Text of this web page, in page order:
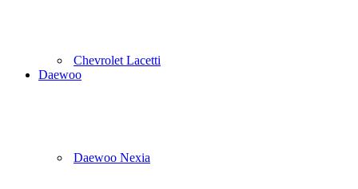
Chevrolet Lacetti
Daewoo
Daewoo Nexia